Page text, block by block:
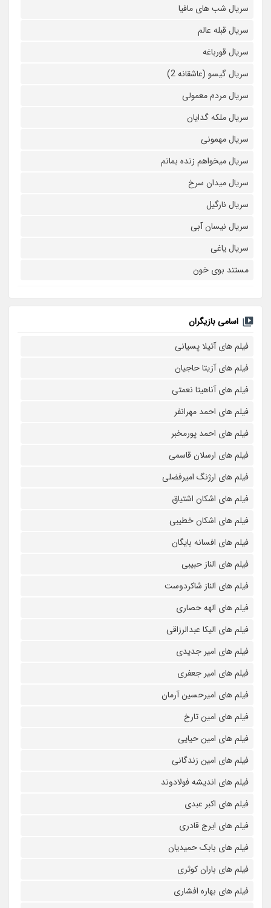
سریال شب های مافیا
سریال قبله عالم
سریال قورباغه
سریال گیسو (عاشقانه 2)
سریال مردم معمولی
سریال ملکه گدایان
سریال مهمونی
سریال میخواهم زنده بمانم
سریال میدان سرخ
سریال نارگیل
سریال نیسان آبی
سریال یاغی
مستند بوی خون
اسامی بازیگران
فیلم های آتیلا پسیانی
فیلم های آزیتا حاجیان
فیلم های آناهیتا نعمتی
فیلم های احمد مهرانفر
فیلم های احمد پورمخبر
فیلم های ارسلان قاسمی
فیلم های ارژنگ امیرفضلی
فیلم های اشکان اشتیاق
فیلم های اشکان خطیبی
فیلم های افسانه بایگان
فیلم های الناز حبیبی
فیلم های الناز شاکردوست
فیلم های الهه حصاری
فیلم های الیکا عبدالرزاقی
فیلم های امیر جدیدی
فیلم های امیر جعفری
فیلم های امیرحسین آرمان
فیلم های امین تارخ
فیلم های امین حیایی
فیلم های امین زندگانی
فیلم های اندیشه فولادوند
فیلم های اکبر عبدی
فیلم های ایرج قادری
فیلم های بابک حمیدیان
فیلم های باران کوثری
فیلم های بهاره افشاری